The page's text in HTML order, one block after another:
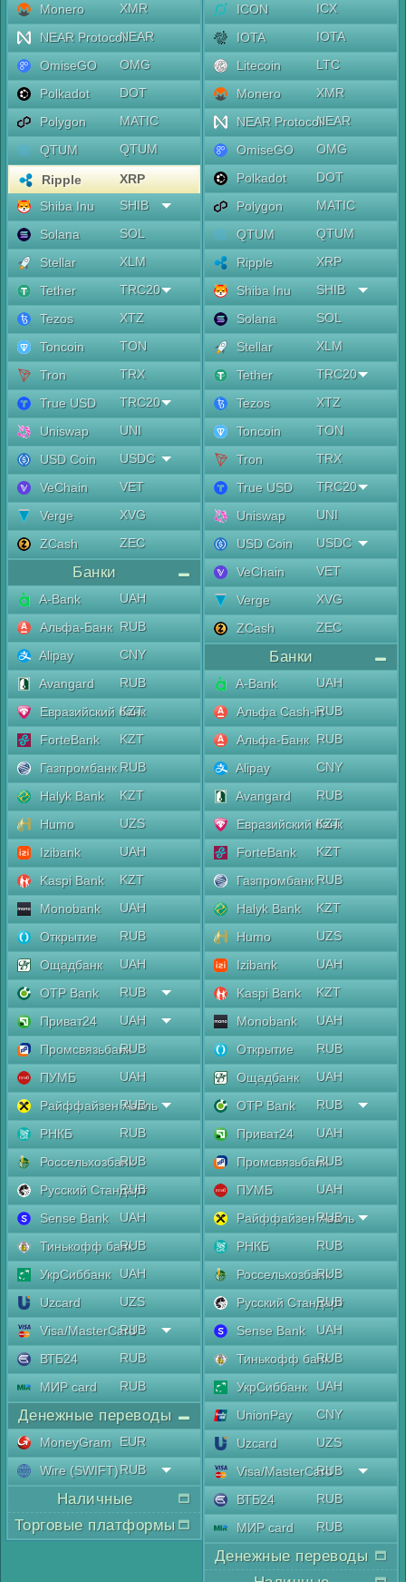
Monero
XMR
NEAR ProtocolNEAR
OmiseGO
OMG
Polkadot
DOT
Polygon
MATIC
QTUM
QTUM
Ripple
XRP
Shiba Inu
SHIB
Solana
SOL
Stellar
XLM
Tether
TRC20
Tezos
XTZ
Toncoin
TON
Tron
TRX
True USD
TRC20
Uniswap
UNI
USD Coin
USDC
VeChain
VET
Verge
XVG
ZCash
ZEC
Банки
A-Bank
UAH
Альфа-Банк RUB
Alipay
CNY
Avangard
RUB
Евразийский банк
KZT
ForteBank
KZT
Газпромбанк RUB
Halyk Bank
KZT
Humo
UZS
Izibank
UAH
Kaspi Bank
KZT
Monobank
UAH
Открытие
RUB
Ощадбанк
UAH
OTP Bank
RUB
Приват24
UAH
ПромсвязьбанкRUB
ПУМБ
UAH
Райффайзен Аваль
RUB
РНКБ
RUB
РоссельхозбанкRUB
Русский Стандарт
RUB
Sense Bank
UAH
Тинькофф банкRUB
УкрСиббанк
UAH
Uzcard
UZS
Visa/MasterCard
RUB
ВТБ24
RUB
МИР card
RUB
Денежные переводы
MoneyGram
EUR
Wire (SWIFT)RUB
Наличные
Торговые платформы
ICON
ICX
IOTA
IOTA
Litecoin
LTC
Monero
XMR
NEAR ProtocolNEAR
OmiseGO
OMG
Polkadot
DOT
Polygon
MATIC
QTUM
QTUM
Ripple
XRP
Shiba Inu
SHIB
Solana
SOL
Stellar
XLM
Tether
TRC20
Tezos
XTZ
Toncoin
TON
Tron
TRX
True USD
TRC20
Uniswap
UNI
USD Coin
USDC
VeChain
VET
Verge
XVG
ZCash
ZEC
Банки
A-Bank
UAH
Альфа Cash-inRUB
Альфа-Банк RUB
Alipay
CNY
Avangard
RUB
Евразийский банк
KZT
ForteBank
KZT
Газпромбанк RUB
Halyk Bank
KZT
Humo
UZS
Izibank
UAH
Kaspi Bank
KZT
Monobank
UAH
Открытие
RUB
Ощадбанк
UAH
OTP Bank
RUB
Приват24
UAH
ПромсвязьбанкRUB
ПУМБ
UAH
Райффайзен Аваль
RUB
РНКБ
RUB
РоссельхозбанкRUB
Русский Стандарт
RUB
Sense Bank
UAH
Тинькофф банкRUB
УкрСиббанк
UAH
UnionPay
CNY
Uzcard
UZS
Visa/MasterCard
RUB
ВТБ24
RUB
МИР card
RUB
Денежные переводы